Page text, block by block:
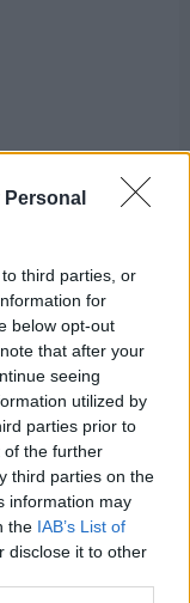
third parties, or
for
below opt-out
that after your
seeing
utilized by
parties prior to
of the further
third parties on the
information may
the IAB’s List of
disclose it to other